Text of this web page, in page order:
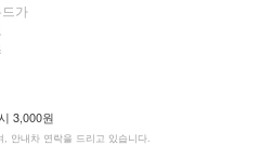
가
3,000원
안내차 연락을 드리고 있습니다.